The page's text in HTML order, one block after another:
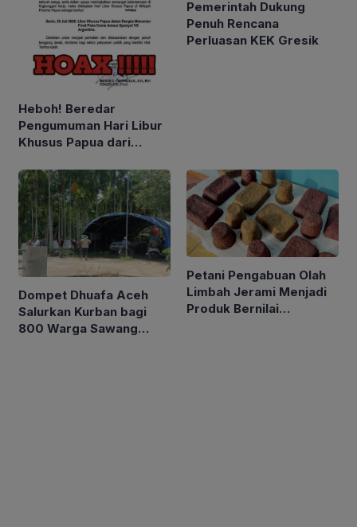
Heboh! Beredar
Pengumuman Hari Libur
Khusus Papua dari
Menonton Final Piala
Dunia
Pemerintah Dukung
Penuh Rencana
Perluasan KEK Gresik
Dompet Dhuafa Aceh
Salurkan Kurban bagi
800 Warga Sawang
Petani Pengabuan Olah
Limbah Jerami Menjadi
Produk Bernilai